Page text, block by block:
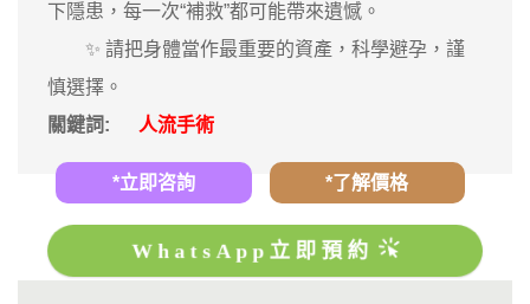
下隱患，每一次“補救”都可能帶來遺憾。
✨ 請把身體當作最重要的資產，科學避孕，謹
慎選擇。
關鍵詞:
人流手術
*立即咨詢 *了解價格
WhatsApp立即預約